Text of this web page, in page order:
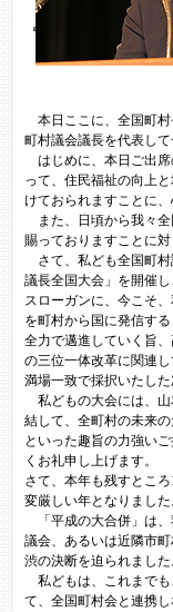
本日ここに、全国町村
町村議会議長を代表して
はじめに、本日ご出席
って、住民福祉の向上
けておられますことに
また、日頃から我々全
賜っておりますことに
さて、私ども全国町村
議長全国大会」を開催
スローガンに、今こそ
を町村から国に発信す
全力で邁進していく旨
の三位一体改革に関連
満場一致で採択いたした
私どもの大会には、山
結して、全町村の未来
といった趣旨の力強い
くお礼申し上げます。
さて、本年も残すとこ
変厳しい年となりました
「平成の大合併」は、
議会、あるいは近隣市
渋の決断を迫られました
私どもは、これまでも
て、全国町村会と連携